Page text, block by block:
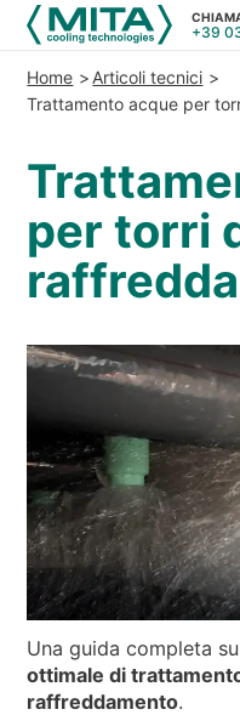
REFERENZE
NEWS & EVENTI
CHI SIAMO
SOSTENIBILITÀ
ARTICOLI TECNICI
+39
PRODOTTI
SERVIZI E
SERVICE
RISORSE
CONTATTI
+39 0382 67599
Home
Articoli tecnici
Trattamento acque per
per torri
Una guida completa
ottimale di
raffreddamento.